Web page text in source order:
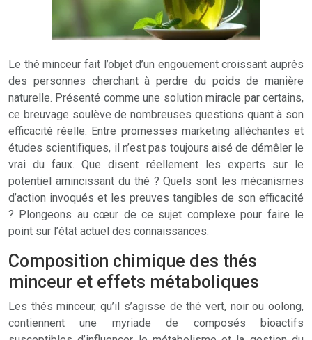
Le thé minceur fait l’objet d’un engouement croissant auprès
des personnes cherchant à perdre du poids de manière
naturelle. Présenté comme une solution miracle par certains,
ce breuvage soulève de nombreuses questions quant à son
efficacité réelle. Entre promesses marketing alléchantes et
études scientifiques, il n’est pas toujours aisé de démêler le
vrai du faux. Que disent réellement les experts sur le
potentiel amincissant du thé ? Quels sont les mécanismes
d’action invoqués et les preuves tangibles de son efficacité
? Plongeons au cœur de ce sujet complexe pour faire le
point sur l’état actuel des connaissances.
Composition chimique des thés
minceur et effets métaboliques
Les thés minceur, qu’il s’agisse de thé vert, noir ou oolong,
contiennent une myriade de composés bioactifs